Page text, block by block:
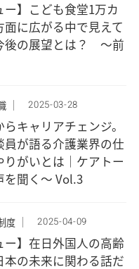
ー】こども食堂1万カ
面に広がる中で見えて
後の展望とは？ ～前
2025-03-28
キャリアチェンジ。
員が語る介護業界の仕
りがいとは｜ケアトー
を聞く〜 Vol.3
度 2025-04-09
ー】在日外国人の高齢
本の未来に関わる話だ